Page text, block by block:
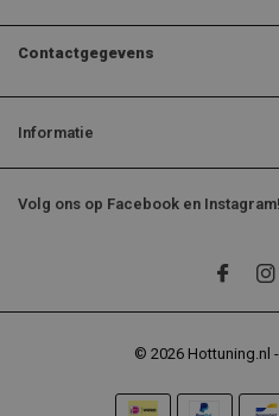
Contactgegevens
Informatie
Volg ons op Facebook en Instagram!
© 2026 Hottuning.nl